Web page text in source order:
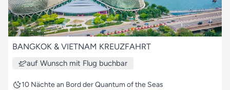
BANGKOK & VIETNAM KREUZFAHRT
auf Wunsch mit Flug buchbar
10 Nächte an Bord der Quantum of the Seas